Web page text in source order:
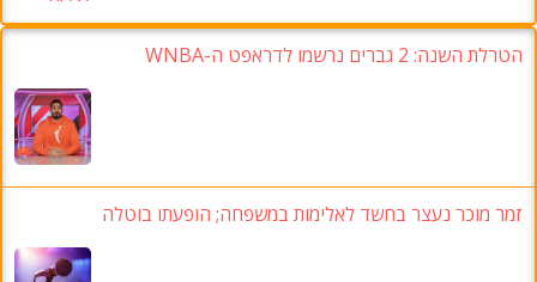
הטרלת השנה: 2 גברים נרשמו לדראפט ה-WNBA
זמר מוכר נעצר בחשד לאלימות במשפחה; הופעתו בוטלה